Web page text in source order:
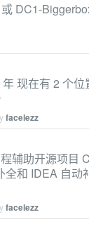
DC1-
现在有 2 个位
facelezz
辅助开源项目
全和 IDEA 自动
facelezz